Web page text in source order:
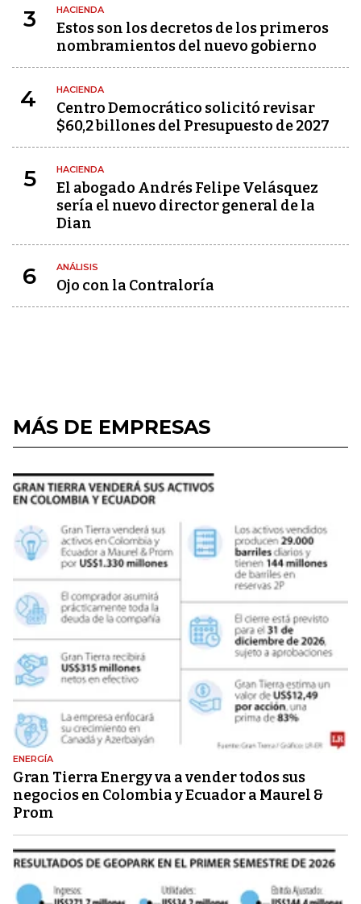
3 HACIENDA
Estos son los decretos de los primeros
nombramientos del nuevo gobierno
4 HACIENDA
Centro Democrático solicitó revisar
$60,2 billones del Presupuesto de 2027
5 HACIENDA
El abogado Andrés Felipe Velásquez
sería el nuevo director general de la
Dian
6 ANÁLISIS
Ojo con la Contraloría
MÁS DE EMPRESAS
ENERGÍA
Gran Tierra Energy va a vender todos sus
negocios en Colombia y Ecuador a Maurel &
Prom